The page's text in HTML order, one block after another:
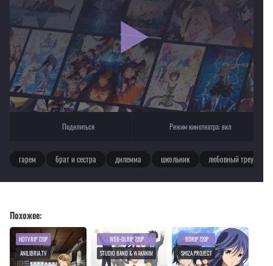
Для просмотра некоторых аниме необходимо установить VPN
Текущее воспроизведение：Одна из них – моя сестра!
Поделиться Режим кинотеатра:вкл
гарем брат и сестра дилемма школьник любовный
Похожее:
HDTVRIP 720P
ANILIBRIA.TV
WEB-DLRIP 720P
STUDIO BAND & WAKANIM
BDRIP 720P
SHIZA PROJECT